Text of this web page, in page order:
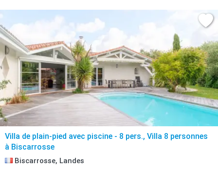
Villa de plain-pied avec piscine - 8 pers., Villa 8 personnes
à Biscarrosse
Biscarrosse, Landes